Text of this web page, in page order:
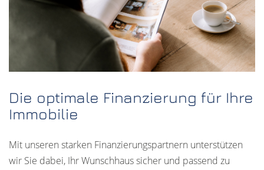
Die optimale Finanzierung für Ihre
Immobilie
Mit unseren starken Finanzierungspartnern unterstützen
wir Sie dabei, Ihr Wunschhaus sicher und passend zu